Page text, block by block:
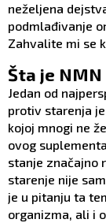
neželjena
podmlađivanje
Zahvalite mi se
Šta je
Jedan od
protiv starenja
kojoj mnogi ne
ovog
stanje značajno
starenje nije
je u pitanju ta
organizma, ali i